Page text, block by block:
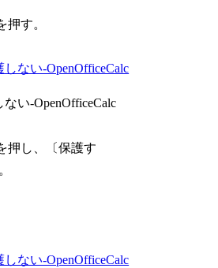
押す。
い-OpenOfficeCalc
押し、〔保護す